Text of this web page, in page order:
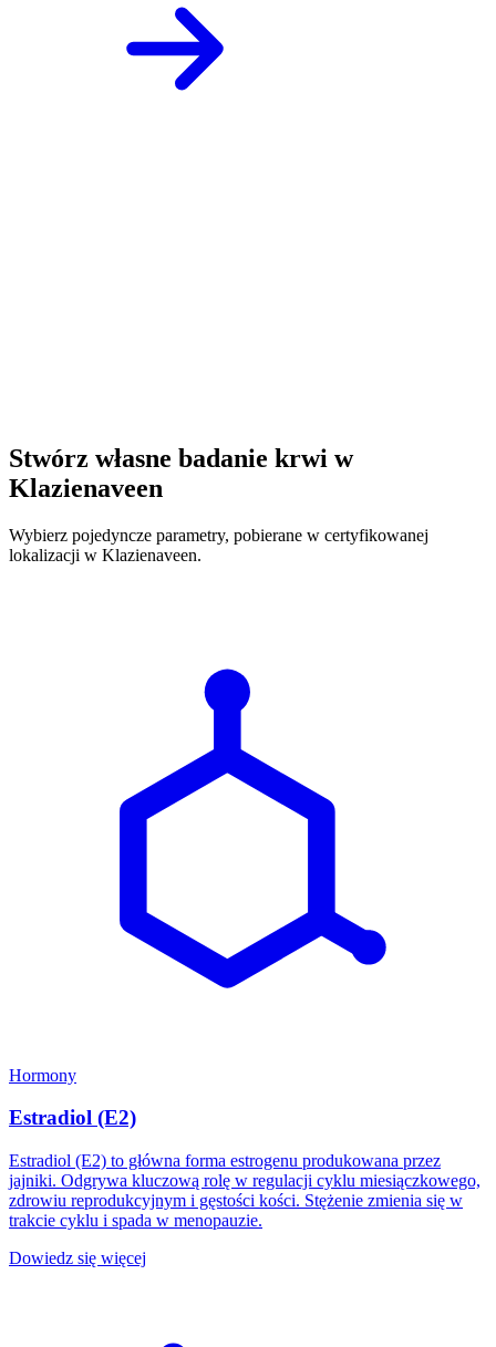
Stwórz własne badanie krwi w
Klazienaveen
Wybierz pojedyncze parametry, pobierane w certyfikowanej
lokalizacji w Klazienaveen.
Hormony
Estradiol (E2)
Estradiol (E2) to główna forma estrogenu produkowana przez
jajniki. Odgrywa kluczową rolę w regulacji cyklu miesiączkowego,
zdrowiu reprodukcyjnym i gęstości kości. Stężenie zmienia się w
trakcie cyklu i spada w menopauzie.
Dowiedz się więcej